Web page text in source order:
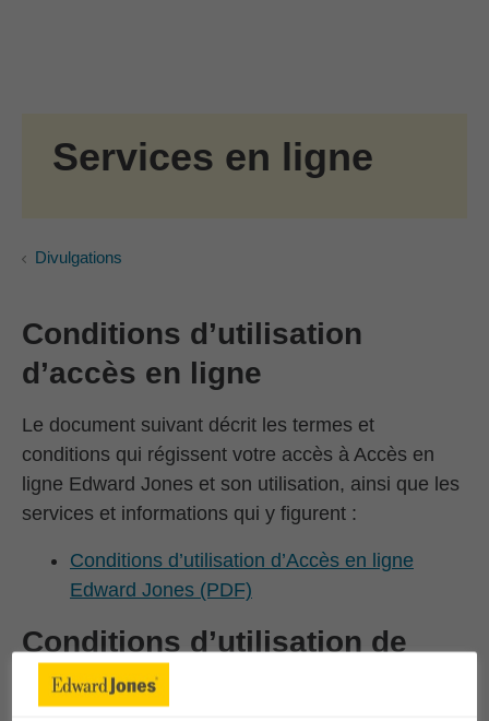
Services en ligne
Divulgations
Conditions d’utilisation
d’accès en ligne
Le document suivant décrit les termes et
conditions qui régissent votre accès à Accès en
ligne Edward Jones et son utilisation, ainsi que les
services et informations qui y figurent :
Conditions d’utilisation d’Accès en ligne
Edward Jones (PDF)
Conditions d’utilisation de
l’identification biométrique